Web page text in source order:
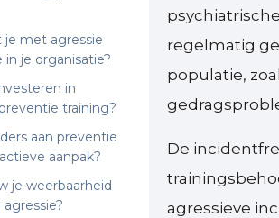
je met agressie
in je organisatie?
in
training?
aan preventie
aanpak?
je weerbaarheid
regelmatig
populatie,
De
agressieve